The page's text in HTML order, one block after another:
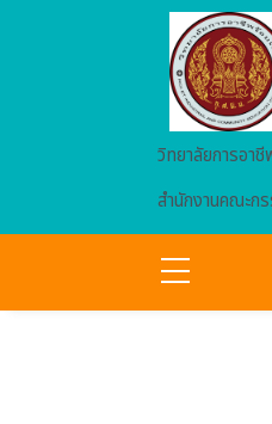
Skip to main content
วิทยาลัยการอา
สำนักงานคณะก